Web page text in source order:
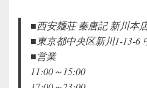
■西安麺荘 秦唐記 新川本
■東京都中央区新川1-13-6
■営業
11:00～15:00